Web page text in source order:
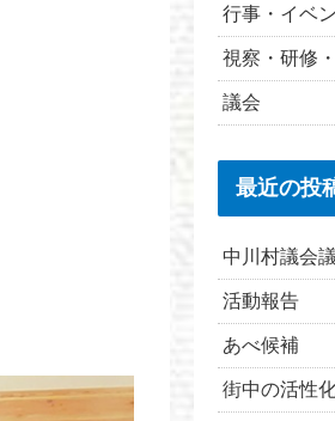
行事・イベ
視察・研修
議会
最近の投
中川村議会
活動報告
あべ候補
街中の活性